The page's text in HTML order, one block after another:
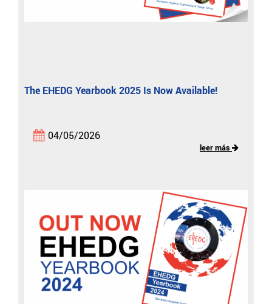
The EHEDG Yearbook 2025 Is Now Available!
04/05/2026
leer más